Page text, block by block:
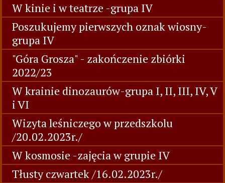
W kinie i w teatrze -grupa IV
Poszukujemy pierwszych oznak wiosny-
grupa IV
"Góra Grosza" - zakończenie zbiórki
2022/23
W krainie dinozaurów-grupa I, II, III, IV, V
i VI
Wizyta leśniczego w przedszkolu
/20.02.2023r./
W kosmosie -zajęcia w grupie IV
Tłusty czwartek /16.02.2023r./